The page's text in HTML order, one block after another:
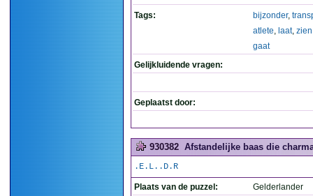
Tags:
bijzonder,
atlete, laat, zien
gaat
Gelijkluidende vragen:
Geplaatst door:
930382 Afstandelijke baas die
.E.L..D.R
Plaats van de puzzel:
Gelderlander